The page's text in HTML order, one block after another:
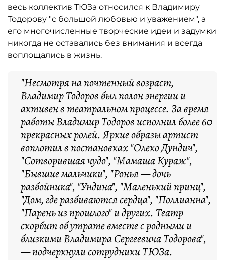
весь коллектив ТЮЗа относился к Владимиру
Тодорову "с большой любовью и уважением", а
его многочисленные творческие идеи и задумки
никогда не оставались без внимания и всегда
воплощались в жизнь.
"Несмотря на почтенный возраст,
Владимир Тодоров был полон энергии и
активен в театральном процессе. За время
работы Владимир Тодоров исполнил более 60
прекрасных ролей. Яркие образы артист
воплотил в постановках "Олеко Дундич",
"Сотворившая чудо", "Мамаша Кураж",
"Бывшие мальчики", "Ронья — дочь
разбойника", "Ундина", "Маленький принц",
"Дом, где разбиваются сердца", "Поллианна",
"Парень из прошлого" и других. Театр
скорбит об утрате вместе с родными и
близкими Владимира Сергеевича Тодорова",
— подчеркнули сотрудники ТЮЗа.